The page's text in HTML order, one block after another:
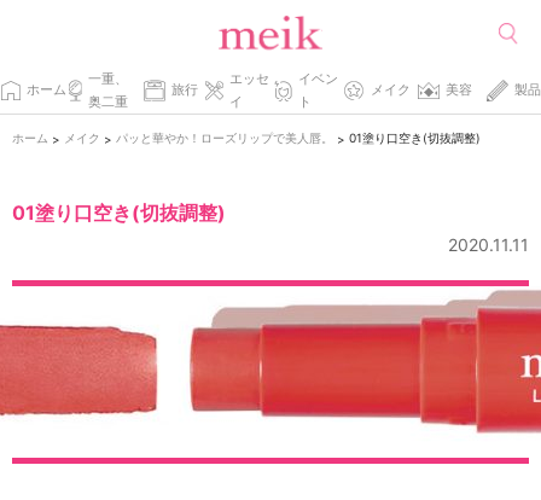
ホーム
一重、
奥二重
旅行
エッセ
イ
イベン
ト
メイク 美容 製品
ホーム > メイク > パッと華やか！ローズリップで美人唇。 > 01塗り口空き(切抜調整)
01塗り口空き(切抜調整)
2020.11.11